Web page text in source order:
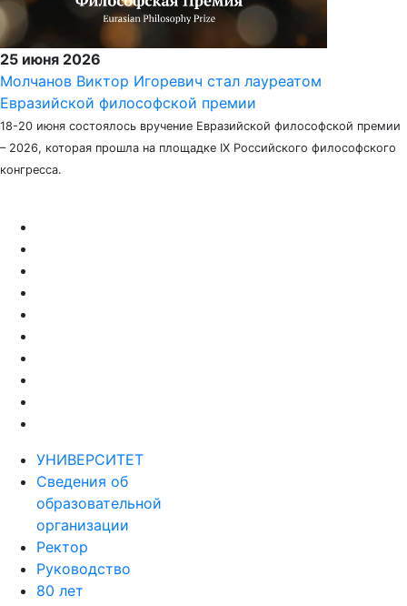
25 июня 2026
Молчанов Виктор Игоревич стал лауреатом
Евразийской философской премии
18-20 июня состоялось вручение Евразийской философской премии
– 2026, которая прошла на площадке IX Российского философского
конгресса.
УНИВЕРСИТЕТ
Сведения об
образовательной
организации
Ректор
Руководство
80 лет